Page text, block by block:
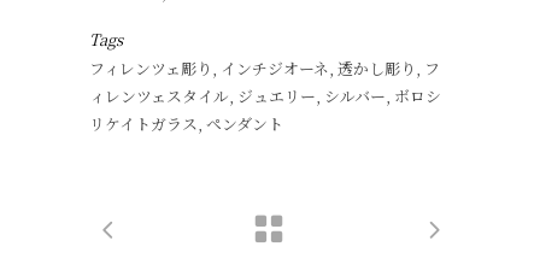
Tags
フィレンツェ彫り, インチジオーネ, 透かし彫り, フ
ィレンツェスタイル, ジュエリー, シルバー, ボロシ
リケイトガラス, ペンダント